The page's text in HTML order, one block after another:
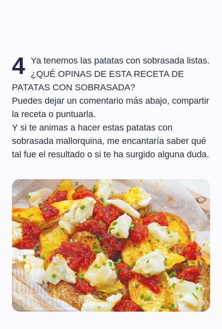
4 Ya tenemos las patatas con sobrasada listas.
¿QUÉ OPINAS DE ESTA RECETA DE
PATATAS CON SOBRASADA?
Puedes dejar un comentario más abajo, compartir
la receta o puntuarla.
Y si te animas a hacer estas patatas con
sobrasada mallorquina, me encantaría saber qué
tal fue el resultado o si te ha surgido alguna duda.